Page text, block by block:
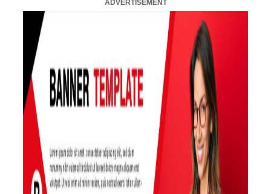
ADVERTISEMENT